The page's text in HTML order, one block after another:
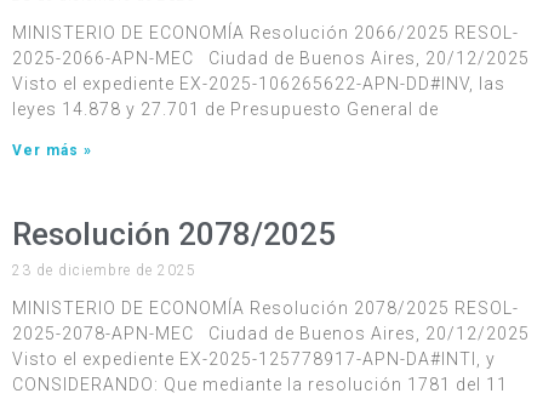
MINISTERIO DE ECONOMÍA Resolución 2066/2025 RESOL-
2025-2066-APN-MEC Ciudad de Buenos Aires, 20/12/2025
Visto el expediente EX-2025-106265622-APN-DD#INV, las
leyes 14.878 y 27.701 de Presupuesto General de
Ver más »
Resolución 2078/2025
23 de diciembre de 2025
MINISTERIO DE ECONOMÍA Resolución 2078/2025 RESOL-
2025-2078-APN-MEC Ciudad de Buenos Aires, 20/12/2025
Visto el expediente EX-2025-125778917-APN-DA#INTI, y
CONSIDERANDO: Que mediante la resolución 1781 del 11